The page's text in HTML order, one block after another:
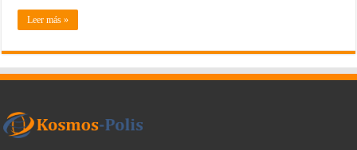
Leer más »